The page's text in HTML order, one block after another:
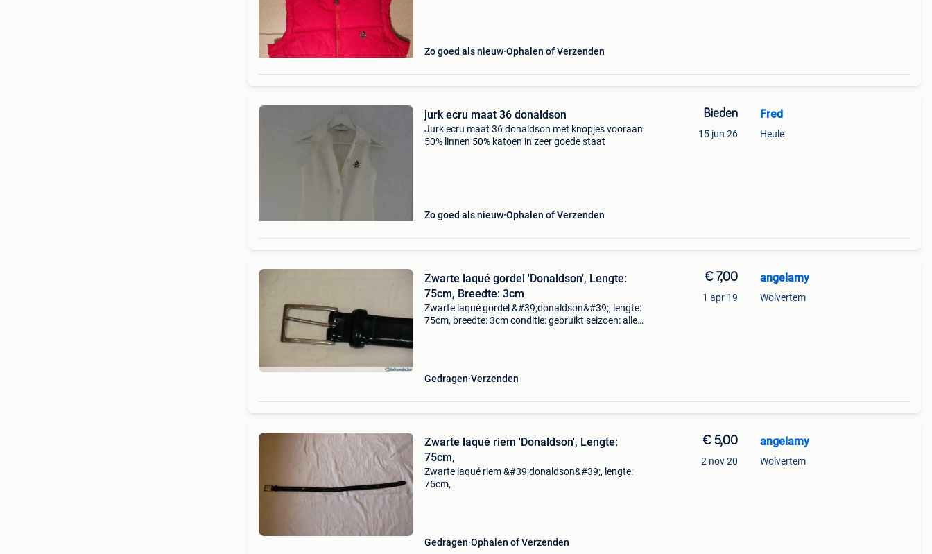
Zo goed als nieuw Ophalen of Verzenden
jurk ecru maat 36 donaldson
Jurk ecru maat 36 donaldson met knopjes vooraan
50% linnen 50% katoen in zeer goede staat
Zo goed als nieuw Ophalen of Verzenden
Bieden
15 jun 26
Fred
Heule
Zwarte laqué gordel 'Donaldson', Lengte:
75cm, Breedte: 3cm
Zwarte laqué gordel &#39;donaldson&#39;, lengte:
75cm, breedte: 3cm conditie: gebruikt seizoen: alle
Gedragen Verzenden
€ 7,00
1 apr 19
angelamy
Wolvertem
Zwarte laqué riem 'Donaldson', Lengte:
75cm,
Zwarte laqué riem &#39;donaldson&#39;, lengte:
75cm,
Gedragen Ophalen of Verzenden
€ 5,00
2 nov 20
angelamy
Wolvertem